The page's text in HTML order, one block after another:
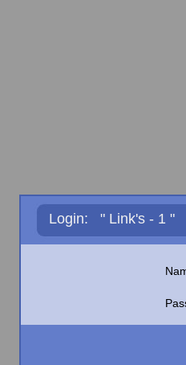
Login: " Link's - 1 "